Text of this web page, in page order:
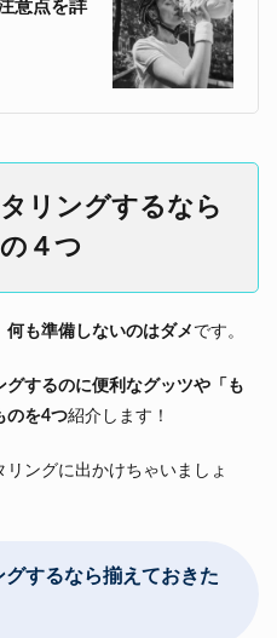
意点を詳
リングするなら
４つ
何も準備しないのはダメ です。
グするのに便利なグッツや「も
のを4つ紹介します！
ングに出かけちゃいましょ
するなら揃えておきた